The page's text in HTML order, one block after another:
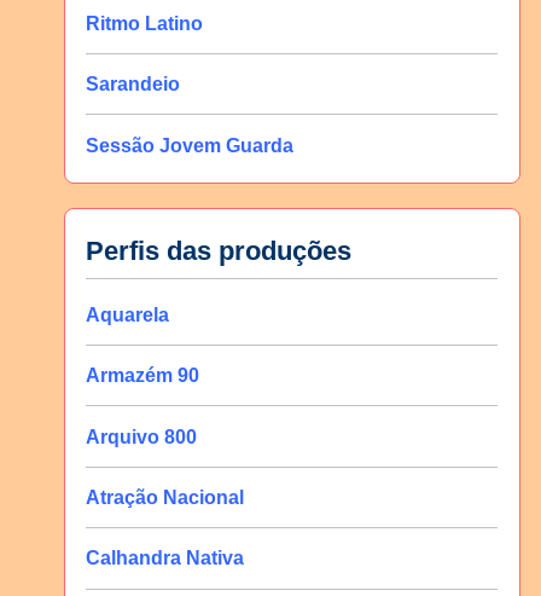
Ritmo Latino
Sarandeio
Sessão Jovem Guarda
Perfis das produções
Aquarela
Armazém 90
Arquivo 800
Atração Nacional
Calhandra Nativa